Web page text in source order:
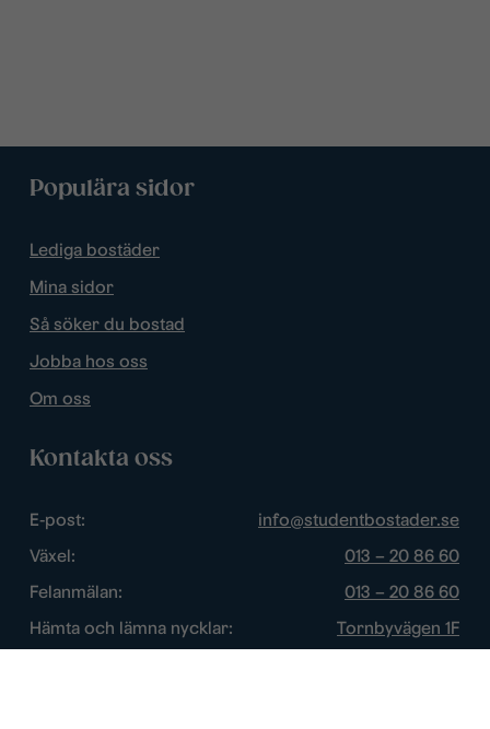
Populära sidor
Lediga bostäder
Mina sidor
Så söker du bostad
Jobba hos oss
Om oss
Kontakta oss
E-post:
info@studentbostader.se
Växel:
013 – 20 86 60
Felanmälan:
013 – 20 86 60
Hämta och lämna nycklar:
Tornbyvägen 1F